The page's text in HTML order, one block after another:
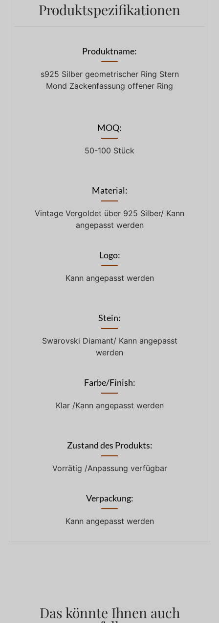
Produktspezifikationen
Produktname:
s925 Silber geometrischer Ring Stern
Mond Zackenfassung offener Ring
MOQ:
50-100 Stück
Material:
Vintage Vergoldet über 925 Silber/ Kann
angepasst werden
Logo:
Kann angepasst werden
Stein:
Swarovski Diamant/ Kann angepasst
werden
Farbe/Finish:
Klar /Kann angepasst werden
Zustand des Produkts:
Vorrätig /Anpassung verfügbar
Verpackung:
Kann angepasst werden
Das könnte Ihnen auch